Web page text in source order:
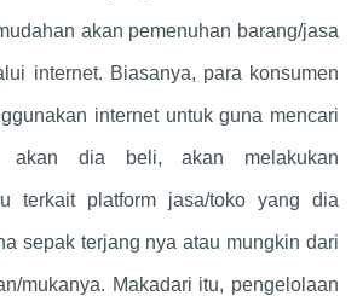
akan pemenuhan barang/jasa
internet. Biasanya, para konsumen
internet untuk guna mencari
akan dia beli, akan melakukan
terkait platform jasa/toko yang dia
sepak terjang nya atau mungkin dari
mukanya. Makadari itu, pengelolaan